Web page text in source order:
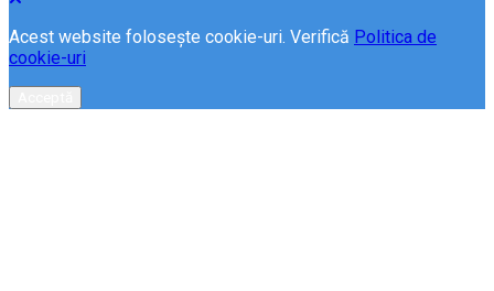
Acest website folosește cookie-uri. Verifică Politica de
cookie-uri